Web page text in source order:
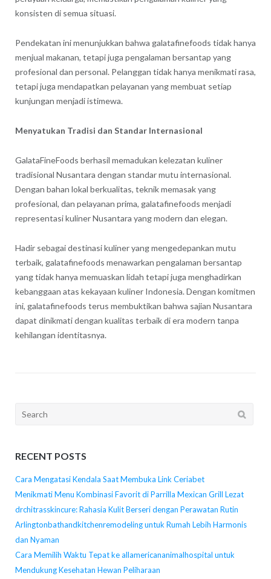
konsisten di semua situasi.
Pendekatan ini menunjukkan bahwa galatafinefoods tidak hanya
menjual makanan, tetapi juga pengalaman bersantap yang
profesional dan personal. Pelanggan tidak hanya menikmati rasa,
tetapi juga mendapatkan pelayanan yang membuat setiap
kunjungan menjadi istimewa.
Menyatukan Tradisi dan Standar Internasional
GalataFineFoods berhasil memadukan kelezatan kuliner
tradisional Nusantara dengan standar mutu internasional.
Dengan bahan lokal berkualitas, teknik memasak yang
profesional, dan pelayanan prima, galatafinefoods menjadi
representasi kuliner Nusantara yang modern dan elegan.
Hadir sebagai destinasi kuliner yang mengedepankan mutu
terbaik, galatafinefoods menawarkan pengalaman bersantap
yang tidak hanya memuaskan lidah tetapi juga menghadirkan
kebanggaan atas kekayaan kuliner Indonesia. Dengan komitmen
ini, galatafinefoods terus membuktikan bahwa sajian Nusantara
dapat dinikmati dengan kualitas terbaik di era modern tanpa
kehilangan identitasnya.
Search
RECENT POSTS
Cara Mengatasi Kendala Saat Membuka Link Ceriabet
Menikmati Menu Kombinasi Favorit di Parrilla Mexican Grill Lezat
drchitrasskincure: Rahasia Kulit Berseri dengan Perawatan Rutin
Arlingtonbathandkitchenremodeling untuk Rumah Lebih Harmonis
dan Nyaman
Cara Memilih Waktu Tepat ke allamericananimalhospital untuk
Mendukung Kesehatan Hewan Peliharaan